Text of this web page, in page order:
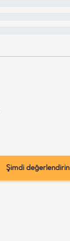
Şimdi değerlendirin